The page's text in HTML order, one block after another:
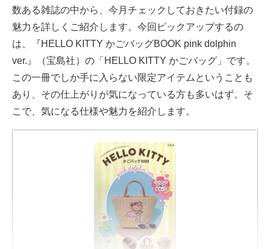
数ある雑誌の中から、今月チェックしておきたい付録の
魅力を詳しくご紹介します。今回ピックアップするの
は、『HELLO KITTY かごバッグBOOK pink dolphin
ver.』（宝島社）の「HELLO KITTY かごバッグ」です。
この一冊でしか手に入らない限定アイテムということも
あり、その仕上がりが気になっている方も多いはず。そ
こで、気になる仕様や魅力を紹介します。